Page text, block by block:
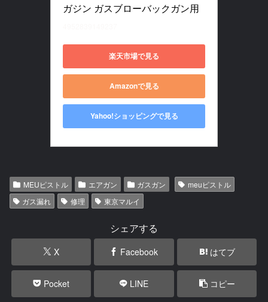
ガジン ガスブローバックガン用
楽天市場で見る
Amazonで見る
Yahoo!ショッピングで見る
MEUピストル エアガン ガスガン
meuピストル
ガス漏れ
修理 東京マルイ
シェアする
X Facebook はてブ
Pocket LINE コピー